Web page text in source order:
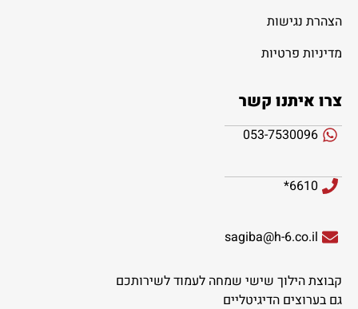
הצהרת נגישות
מדיניות פרטיות
צרו איתנו קשר
053-7530096
6610*
sagiba@h-6.co.il
קבוצת הילוך שישי שמחה לעמוד לשירותכם
גם בערוצים הדיגיטליים